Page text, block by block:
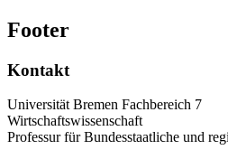
Footer
Kontakt
Universität Bremen Fachbereich 7
Wirtschaftswissenschaft
Professur für Bundesstaatliche und